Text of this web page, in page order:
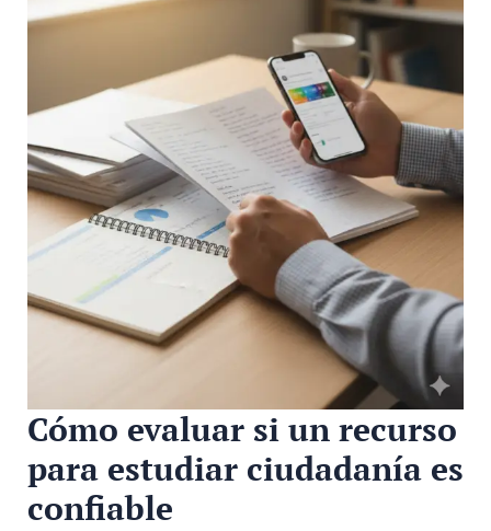
Cómo evaluar si un recurso
para estudiar ciudadanía es
confiable